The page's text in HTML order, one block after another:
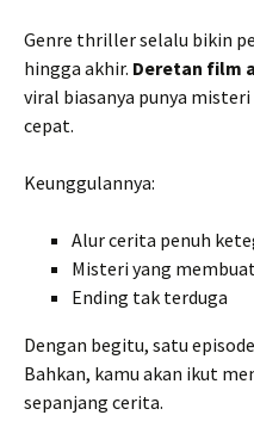
Genre thriller selalu bikin
hingga akhir. Deretan film
viral biasanya punya
cepat.
Keunggulannya:
Alur cerita penuh
Misteri yang
Ending tak terduga
Dengan begitu, satu
Bahkan, kamu akan ikut
sepanjang cerita.